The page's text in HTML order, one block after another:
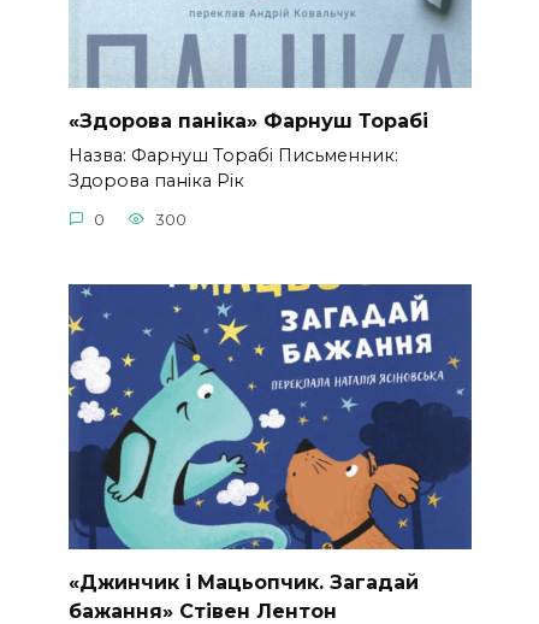
«Здорова паніка» Фарнуш Торабі
Назва: Фарнуш Торабі Письменник:
Здорова паніка Рік
0 300
«Джинчик і Мацьопчик. Загадай
бажання» Стівен Лентон